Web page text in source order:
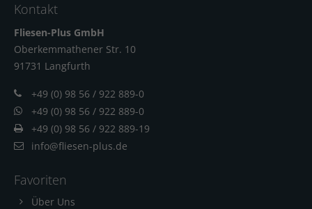
Kontakt
Fliesen-Plus GmbH
Oberkemmathener Str. 10
91731 Langfurth
+49 (0) 98 56 / 922 889-0
+49 (0) 98 56 / 922 889-0
+49 (0) 98 56 / 922 889-19
info@fliesen-plus.de
Favoriten
Über Uns